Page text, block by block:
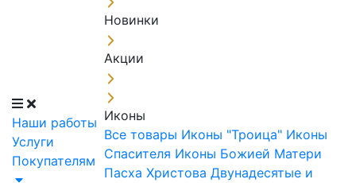
Наши работы
Услуги
Покупателям
Новинки
Акции
Иконы
Все товары Иконы "Троица" Иконы
Спасителя Иконы Божией Матери
Пасха Христова Двунадесятые и